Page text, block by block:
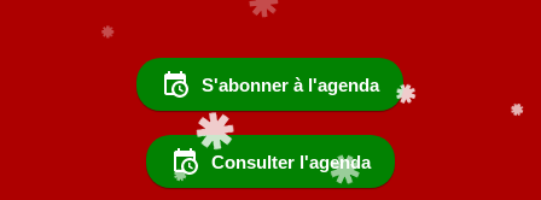
S'abonner à l'agenda
Consulter l'agenda